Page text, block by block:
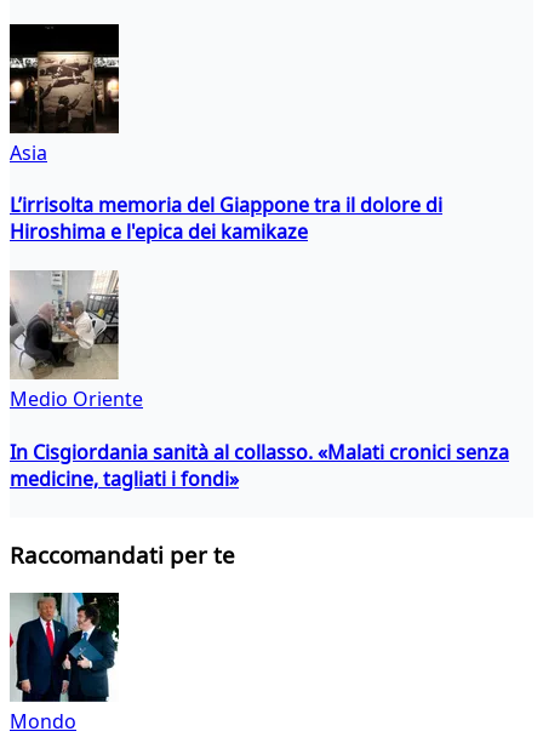
Asia
L’irrisolta memoria del Giappone tra il dolore di
Hiroshima e l'epica dei kamikaze
Medio Oriente
In Cisgiordania sanità al collasso. «Malati cronici senza
medicine, tagliati i fondi»
Raccomandati per te
Mondo